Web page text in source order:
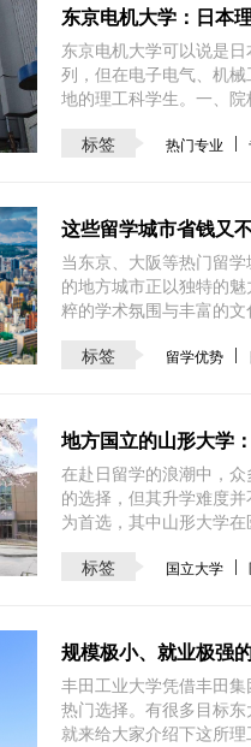
东京电机大学：日本
东京电机大学可以说是
列，但在电子电气、机
地的理工科学生。一、
标签
热门专业
这些留学城市省钱又
当东京、大阪等热门留
的地方城市正以独特的
粹的学术氛围与丰富的
标签
留学优势
地方国立的山形大学
在赴日留学的浪潮中，
的选择，但其升学难度
为首选，其中山形大学
标签
国立大学
规模极小、就业极强
丰田工业大学凭借丰田
热门选择。有很多目标
就来给大家介绍下这所